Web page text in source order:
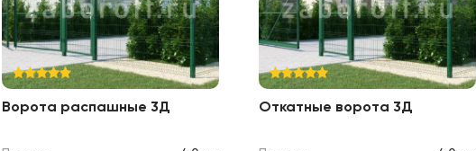
Ворота распашные 3Д Откатные ворота 3Д